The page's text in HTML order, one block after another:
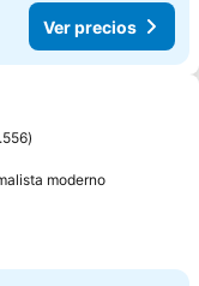
Ver precios
favoritos
modernoVer